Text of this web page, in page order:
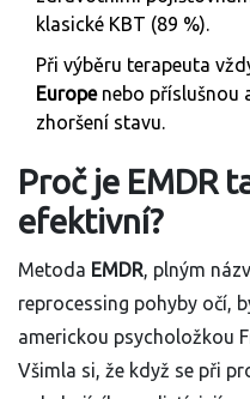
klasické KBT (89 %).
Při výběru terapeuta
Europenebo příslušnou
zhoršení stavu.
Proč je EMDR
efektivní?
Metoda EMDR, plným
reprocessing pohyby očí,
americkou psycholožkou
Všimla si, že když se při